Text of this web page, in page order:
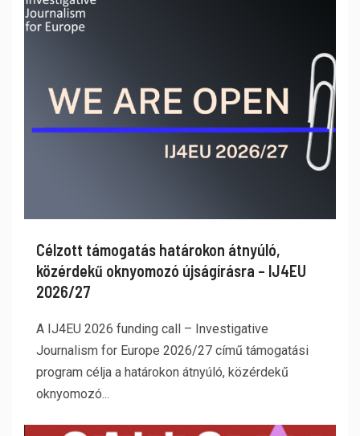
Célzott támogatás határokon átnyúló,
közérdekű oknyomozó újságírásra – IJ4EU
2026/27
A IJ4EU 2026 funding call – Investigative
Journalism for Europe 2026/27 című támogatási
program célja a határokon átnyúló, közérdekű
oknyomozó...